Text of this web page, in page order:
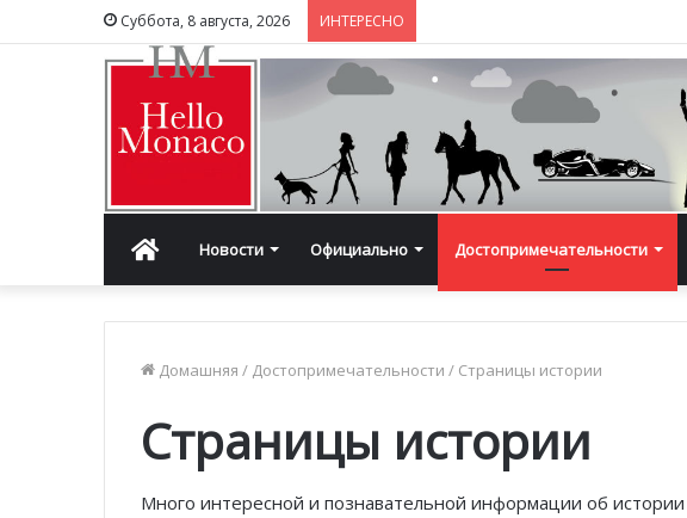
Суббота, 8 августа, 2026 ИНТЕРЕСНО
ГлавнаяНовости Официально Достопримечательности
Домашняя / Достопримечательности / Страницы истории
Страницы истории
Много интересной и познавательной информации об